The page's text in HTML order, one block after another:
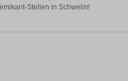
Stellen in Schwelm!